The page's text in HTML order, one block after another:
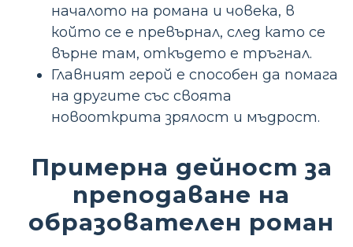
началото на романа и човека, в
който се е превърнал, след като се
върне там, откъдето е тръгнал.
Главният герой е способен да помага
на другите със своята
новооткрита зрялост и мъдрост.
Примерна дейност за
преподаване на
образователен роман